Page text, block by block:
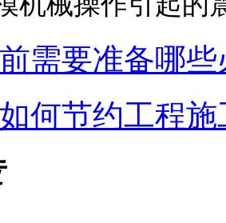
需要准备哪
何节约工程